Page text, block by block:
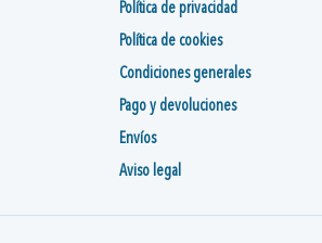
Política de privacidad
Política de cookies
Condiciones generales
Pago y devoluciones
Envíos
Aviso legal